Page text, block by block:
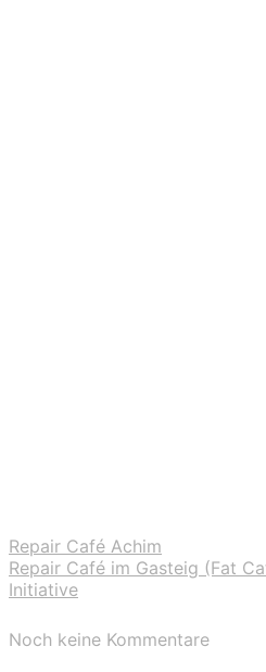
Repair Café Achim
Repair Café im Gasteig (Fat
Initiative
Noch keine Kommentare